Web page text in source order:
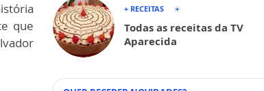
que
+ RECEITAS
Todas as receitas da TV
Aparecida